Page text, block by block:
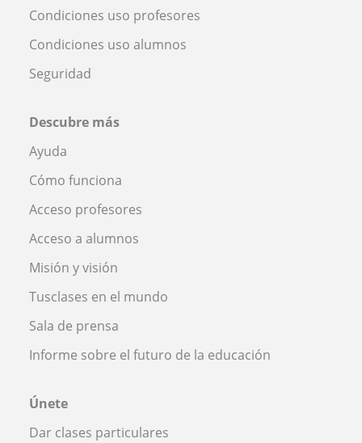
Condiciones uso profesores
Condiciones uso alumnos
Seguridad
Descubre más
Ayuda
Cómo funciona
Acceso profesores
Acceso a alumnos
Misión y visión
Tusclases en el mundo
Sala de prensa
Informe sobre el futuro de la educación
Únete
Dar clases particulares